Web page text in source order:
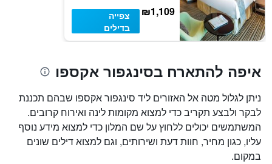
₪1,109
צפייה
בדילים
איפה להתארח בסינגפור אקספו
ניתן לגלול מטה אל האזורים ליד סינגפור אקספו שבהם תכננת
לבקר ולבצע תקריב כדי למצוא מקומות לינה ואירוח קרובים.
המשתמשים יכולים ללחוץ על שם המלון כדי למצוא מידע נוסף
עליו, כגון מחיר, חוות דעת ושירותים, וגם למצוא דילים שונים
במקום.